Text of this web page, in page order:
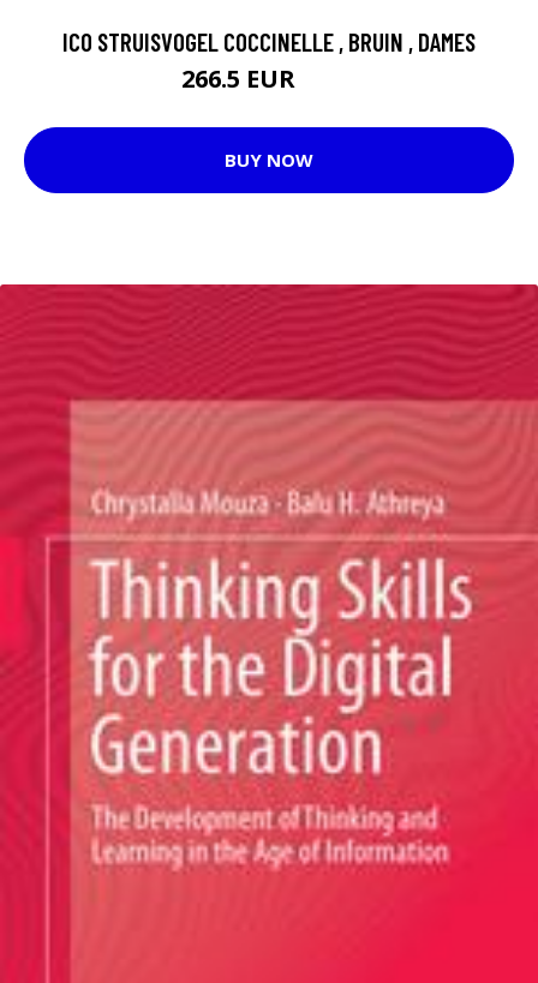
ICO STRUISVOGEL COCCINELLE , BRUIN , DAMES
266.5 EUR
BUY NOW